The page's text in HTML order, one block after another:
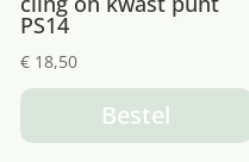
PS14
€18,50
Bestel